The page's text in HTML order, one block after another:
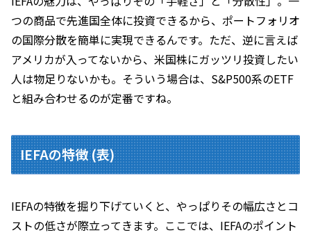
つの商品で先進国全体に投資できるから、ポートフォリオ
の国際分散を簡単に実現できるんです。ただ、逆に言えば
アメリカが入ってないから、米国株にガッツリ投資したい
人は物足りないかも。そういう場合は、S&P500系のETF
と組み合わせるのが定番ですね。
IEFAの特徴 (表)
IEFAの特徴を掘り下げていくと、やっぱりその幅広さとコ
ストの低さが際立ってきます。ここでは、IEFAのポイント